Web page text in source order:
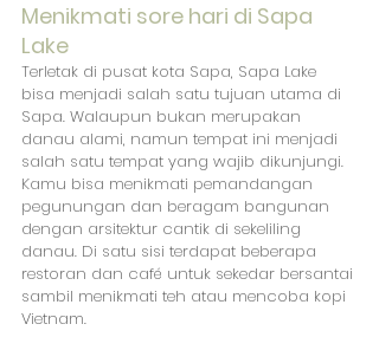
Menikmati sore hari di Sapa
Lake
Terletak di pusat kota Sapa, Sapa Lake
bisa menjadi salah satu tujuan utama di
Sapa. Walaupun bukan merupakan
danau alami, namun tempat ini menjadi
salah satu tempat yang wajib dikunjungi.
Kamu bisa menikmati pemandangan
pegunungan dan beragam bangunan
dengan arsitektur cantik di sekeliling
danau. Di satu sisi terdapat beberapa
restoran dan café untuk sekedar bersantai
sambil menikmati teh atau mencoba kopi
Vietnam.